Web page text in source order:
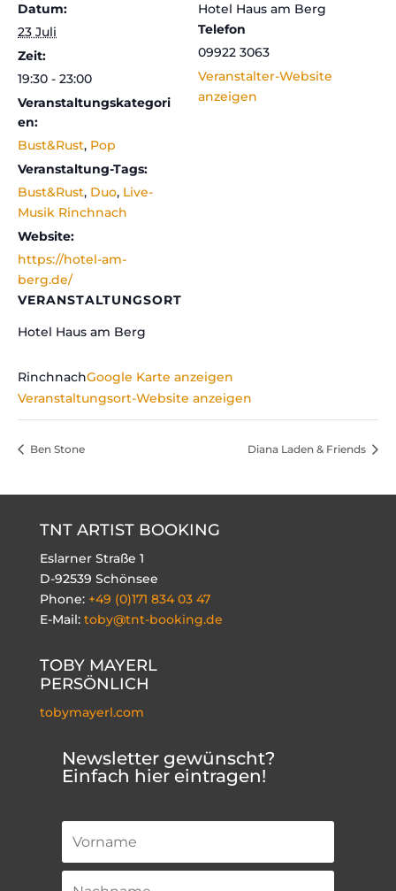
Datum:
23 Juli
Zeit:
19:30 - 23:00
Veranstaltungskategori
en:
Bust&Rust, Pop
Veranstaltung-Tags:
Bust&Rust, Duo, Live-
Musik Rinchnach
Website:
https://hotel-am-
berg.de/
VERANSTALTUNGSORT
Hotel Haus am Berg
Rinchnach​Google Karte anzeigen
Veranstaltungsort-Website anzeigen
Hotel Haus am Berg
Telefon
09922 3063
Veranstalter-Website
anzeigen
Ben Stone Diana Laden & Friends
TNT ARTIST BOOKING
Eslarner Straße 1
D-92539 Schönsee
Phone: +49 (0)171 834 03 47
E-Mail: toby@tnt-booking.de
TOBY MAYERL
PERSÖNLICH
tobymayerl.com
Newsletter gewünscht?
Einfach hier eintragen!